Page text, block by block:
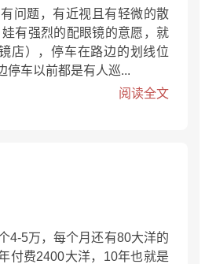
问题，有近视且有轻微的散
有强烈的配眼镜的意愿，就
店），停车在路边的划线位
停车以前都是有人巡...
阅读全文
4-5万，每个月还有80大洋的
付费2400大洋，10年也就是